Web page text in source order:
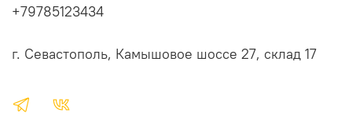
+79785123434
г. Севастополь, Камышовое шоссе 27, склад 17